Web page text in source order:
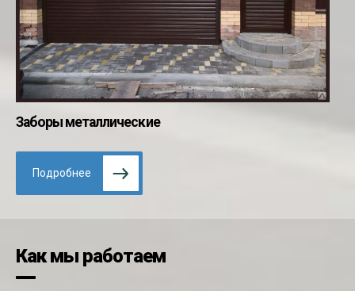
Заборы металлические
Подробнее
Как мы работаем